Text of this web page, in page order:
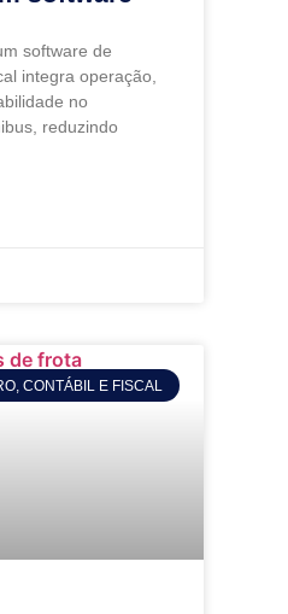
software de
integra operação,
no
reduzindo
CONTÁBIL E FISCAL